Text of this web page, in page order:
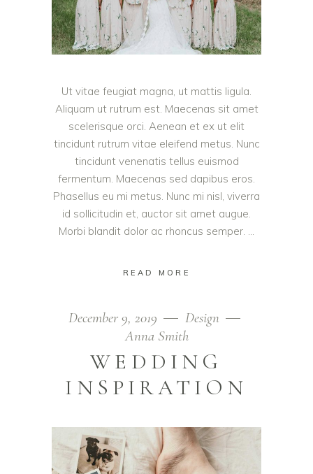
Ut vitae feugiat magna, ut mattis ligula.
Aliquam ut rutrum est. Maecenas sit amet
scelerisque orci. Aenean et ex ut elit
tincidunt rutrum vitae eleifend metus. Nunc
tincidunt venenatis tellus euismod
fermentum. Maecenas sed dapibus eros.
Phasellus eu mi metus. Nunc mi nisl, viverra
id sollicitudin et, auctor sit amet augue.
Morbi blandit dolor ac rhoncus semper.
READ MORE
December 9, 2019
Design
Anna Smith
WEDDING
INSPIRATION